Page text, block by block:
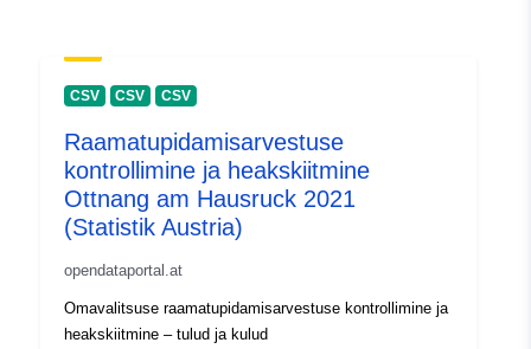
CSV CSV CSV
Raamatupidamisarvestuse
kontrollimine ja heakskiitmine
Ottnang am Hausruck 2021
(Statistik Austria)
opendataportal.at
Omavalitsuse raamatupidamisarvestuse kontrollimine ja
heakskiitmine – tulud ja kulud